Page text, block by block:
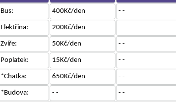
Bus: 400Kč/den - -
Elektřina: 200Kč/den - -
Zvíře: 50Kč/den - -
Poplatek: 15Kč/den - -
*Chatka: 650Kč/den - -
*Budova: - - - -